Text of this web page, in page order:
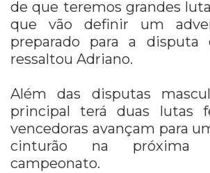
de que teremos grandes
que vão definir um
preparado para a disputa
ressaltou Adriano.
Além das disputas
principal terá duas lutas
vencedoras avançam para
cinturão na próxima
campeonato.